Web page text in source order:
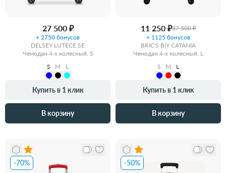
27 500 ₽
+ 2750 бонусов
DELSEY LUTECE SE
Чемодан 4-х колесный, S
S
M L
Купить в 1 клик
В корзину
11 250 ₽37 500 ₽
+ 1125 бонусов
BRIC'S B|Y CATANIA
Чемодан 4-х колесный, L
S
M L
Купить в 1 клик
В корзину
-70% -50%